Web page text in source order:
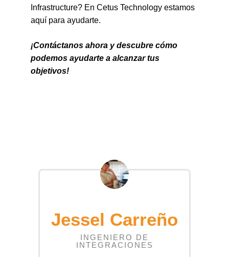
Infrastructure? En Cetus Technology estamos
aquí para ayudarte.
¡Contáctanos ahora y descubre cómo
podemos ayudarte a alcanzar tus
objetivos!
Jessel Carreño
INGENIERO DE
INTEGRACIONES